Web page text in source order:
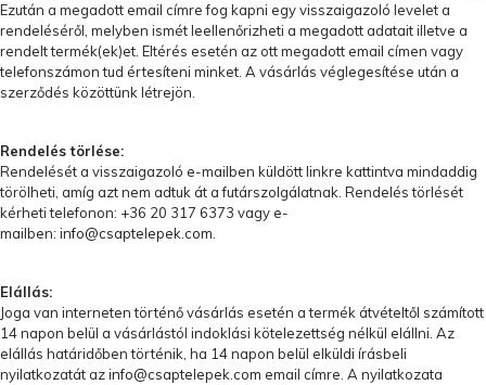
Ezután a megadott email címre fog kapni egy visszaigazoló levelet a
rendeléséről, melyben ismét leellenőrizheti a megadott adatait illetve a
rendelt termék(ek)et. Eltérés esetén az ott megadott email címen vagy
telefonszámon tud értesíteni minket. A vásárlás véglegesítése után a
szerződés közöttünk létrejön.
Rendelés törlése:
Rendelését a visszaigazoló e-mailben küldött linkre kattintva mindaddig
törölheti, amíg azt nem adtuk át a futárszolgálatnak. Rendelés törlését
kérheti telefonon: +36 20 317 6373 vagy e-
mailben: info@csaptelepek.com
Elállás:
Joga van interneten történő vásárlás esetén a termék átvételtől számított
14 napon belül a vásárlástól indoklási kötelezettség nélkül elállni. Az
elállás határidőben történik, ha 14 napon belül elküldi írásbeli
nyilatkozatát azinfo@csaptelepek.com email címre. A nyilatkozata